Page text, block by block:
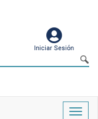
Iniciar Sesión